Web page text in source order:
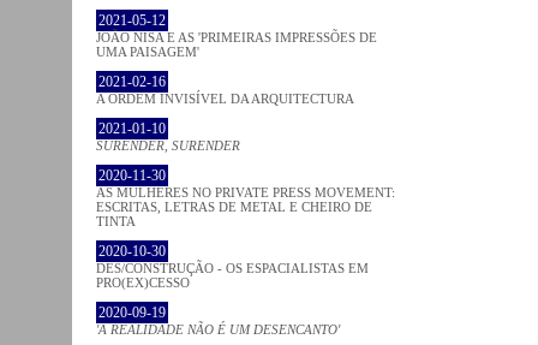
2021-05-12
JOÃO NISA E AS 'PRIMEIRAS IMPRESSÕES DE
UMA PAISAGEM'
2021-02-16
A ORDEM INVISÍVEL DA ARQUITECTURA
2021-01-10
SURENDER, SURENDER
2020-11-30
AS MULHERES NO PRIVATE PRESS MOVEMENT:
ESCRITAS, LETRAS DE METAL E CHEIRO DE
TINTA
2020-10-30
DES/CONSTRUÇÃO - OS ESPACIALISTAS EM
PRO(EX)CESSO
2020-09-19
'A REALIDADE NÃO É UM DESENCANTO'